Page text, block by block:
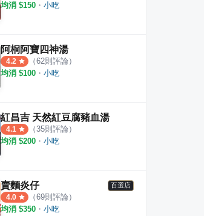
高餅屋.炭烤胡椒餅/菜頭絲餅
4.0 ·
均消 $150 ・ 小吃
阿桐阿寶四神湯
4.2 （62則評論）
均消 $100 ・ 小吃
紅昌吉 天然紅豆腐豬血湯
4.1 （35則評論）
均消 $200 ・ 小吃
賣麵炎仔 百選店
4.0 （69則評論）
均消 $350 ・ 小吃